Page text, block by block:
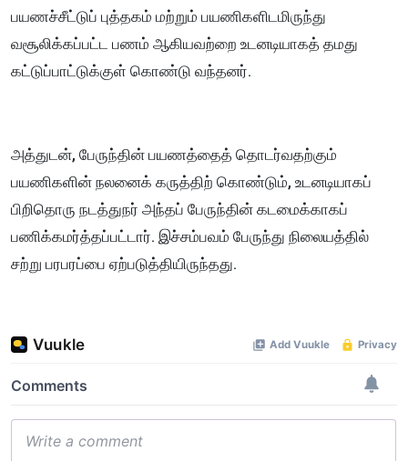
பயணச்சீட்டுப் புத்தகம் மற்றும் பயணிகளிடமிருந்து
வசூலிக்கப்பட்ட பணம் ஆகியவற்றை உடனடியாகத் தமது
கட்டுப்பாட்டுக்குள் கொண்டு வந்தனர்.
அத்துடன், பேருந்தின் பயணத்தைத் தொடர்வதற்கும்
பயணிகளின் நலனைக் கருத்திற் கொண்டும், உடனடியாகப்
பிறிதொரு நடத்துநர் அந்தப் பேருந்தின் கடமைக்காகப்
பணிக்கமர்த்தப்பட்டார். இச்சம்பவம் பேருந்து நிலையத்தில்
சற்று பரபரப்பை ஏற்படுத்தியிருந்தது.